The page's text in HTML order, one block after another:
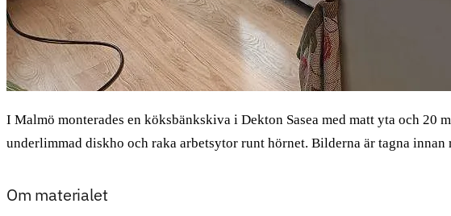
I Malmö monterades en köksbänkskiva i Dekton Sasea med matt yta och
underlimmad diskho och raka arbetsytor runt hörnet. Bilderna är tagna innan
Om materialet